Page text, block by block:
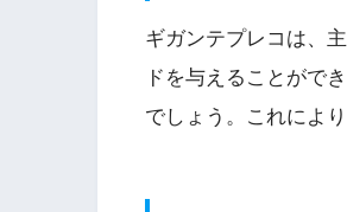
ギガンテプレコは、
ドを与えることがで
でしょう。これによ